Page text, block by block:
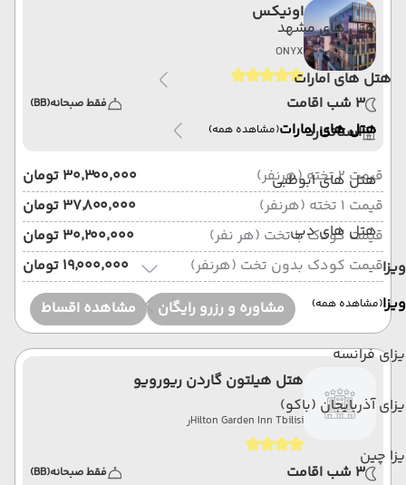
هتل های مشهد
هتل های امارات
هتل های امارات(مشاهده همه)
هتل های ابوظبی
هتل های دبی
ویزا
ویزا(مشاهده همه)
فرانسه
آذربایجان (باکو)
چین
اونیکس
ONYX
3 شب اقامت فقط صبحانه(BB)
استاندارد
قیمت 2 تخته (هرنفر)
۳۰٬۳۰۰٬۰۰۰ تومان
قیمت 1 تخته (هرنفر)
۳۷٬۸۰۰٬۰۰۰ تومان
قیمت کودک با تخت (هر نفر)
۳۰٬۲۰۰٬۰۰۰ تومان
قیمت کودک بدون تخت (هرنفر)
۱۹٬۰۰۰٬۰۰۰ تومان
مشاوره و رزرو رایگان
مشاهده اقساط
هتل هیلتون گاردن ریورویو
رHilton Garden Inn Tbilisi
3 شب اقامت فقط صبحانه(BB)